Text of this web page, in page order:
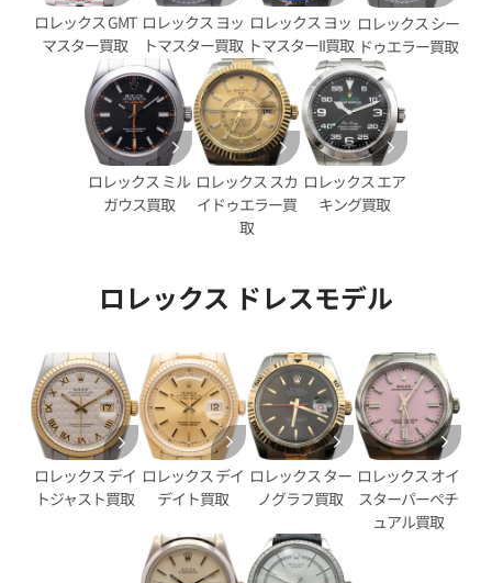
イトジャスト 41 126333G
ル文字盤
時点の参考買取価格です
ロレックス デイトジャスト
ブラック文字盤
参考買取価格
2,890,000円
※2025年11月時点の参考買取
ロレックス GMT
マスター買取
ロレックス ヨッ
トマスター買取
ロレックス ヨッ
トマスターII買取
ロレックス シー
ドゥエラー買取
ロレックス ミル
ガウス買取
ロレックス スカ
イドゥエラー買
取
ロレックス エア
キング買取
ロレックス ドレスモデル
ロレックス デイ
トジャスト買取
ロレックス デイ
デイト買取
ロレックス ター
ノグラフ買取
ロレックス オイ
スターパーペチ
ュアル買取